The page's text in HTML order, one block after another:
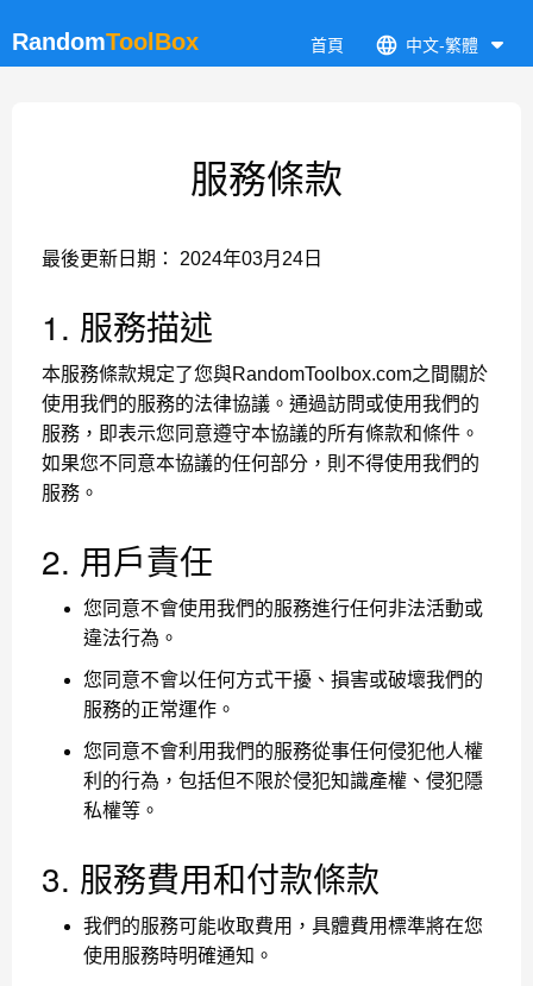
RandomToolBox 首頁 中文-繁體
服務條款
最後更新日期： 2024年03月24日
1. 服務描述
本服務條款規定了您與RandomToolbox.com之間關於
使用我們的服務的法律協議。通過訪問或使用我們的
服務，即表示您同意遵守本協議的所有條款和條件。
如果您不同意本協議的任何部分，則不得使用我們的
服務。
2. 用戶責任
您同意不會使用我們的服務進行任何非法活動或
違法行為。
您同意不會以任何方式干擾、損害或破壞我們的
服務的正常運作。
您同意不會利用我們的服務從事任何侵犯他人權
利的行為，包括但不限於侵犯知識產權、侵犯隱
私權等。
3. 服務費用和付款條款
我們的服務可能收取費用，具體費用標準將在您
使用服務時明確通知。